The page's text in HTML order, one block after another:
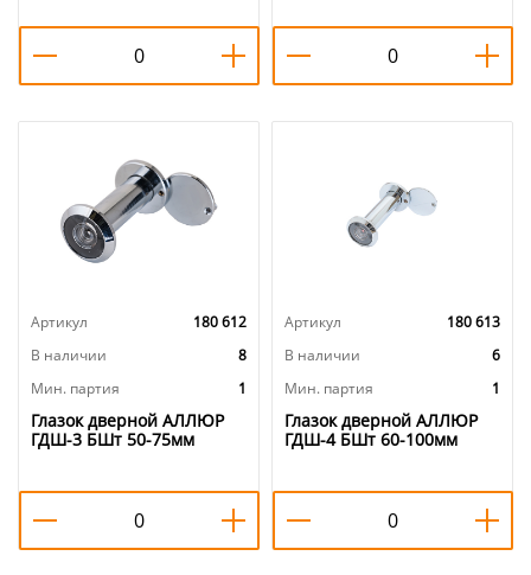
Артикул
180 612
В наличии
8
Мин. партия
1
Глазок дверной АЛЛЮР
ГДШ-3 БШт 50-75мм
Артикул
180 613
В наличии
6
Мин. партия
1
Глазок дверной АЛЛЮР
ГДШ-4 БШт 60-100мм